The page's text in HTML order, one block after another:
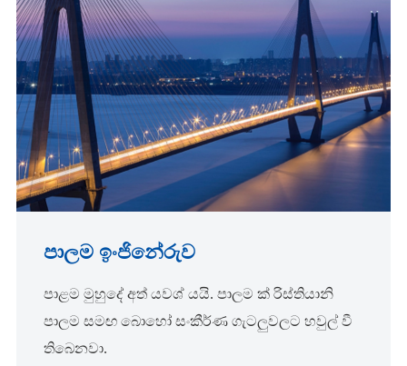
පාලම ඉංජිනේරුව
පාළම මුහුදේ අත් යවශ් යයි. පාලම ක් රිස්තියානි
පාලම සමඟ බොහෝ සංකීර්ණ ගැටලුවලට හවුල් වී
තිබෙනවා.